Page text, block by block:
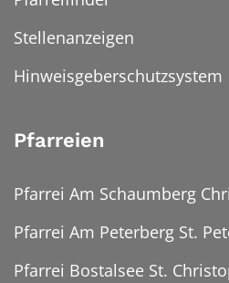
Stellenanzeigen
Hinweisgeberschutzsystem
Pfarreien
Pfarrei Am Schaumberg
Pfarrei Am Peterberg St.
Pfarrei Bostalsee St.